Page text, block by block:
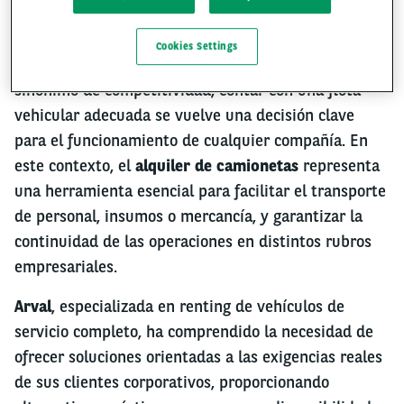
En sectores donde la operatividad eficiente es
sinónimo de competitividad, contar con una flota
vehicular adecuada se vuelve una decisión clave
para el funcionamiento de cualquier compañía. En
este contexto, elalquiler de camionetas representa
una herramienta esencial para facilitar el transporte
de personal, insumos o mercancía, y garantizar la
continuidad de las operaciones en distintos rubros
empresariales.
Arval, especializada en renting de vehículos de
servicio completo, ha comprendido la necesidad de
ofrecer soluciones orientadas a las exigencias reales
de sus clientes corporativos, proporcionando
Cookies Settings